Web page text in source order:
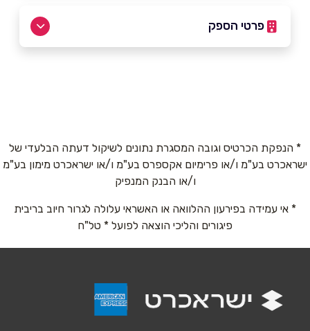
פרטי הספק
טלפון*
הודעה *
* הנפקת הכרטיס וגובה המסגרת נתונים לשיקול דעתה הבלעדי של
ישראכרט בע"מ ו/או פרימיום אקספרס בע"מ ו/או ישראכרט מימון בע"מ
ו/או הבנק המנפיק
* אי עמידה בפירעון ההלוואה או האשראי עלולה לגרור חיוב בריבית
פיגורים והליכי הוצאה לפועל * טל"ח